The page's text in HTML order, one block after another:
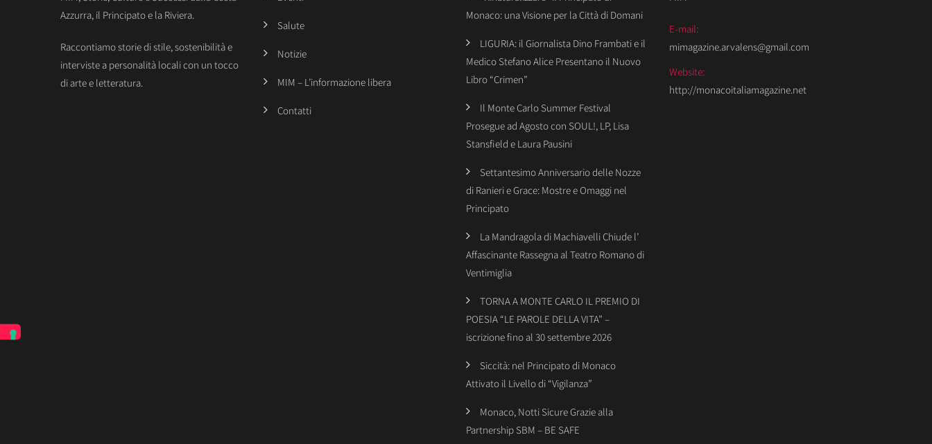
Azzurra, il Principato e la Riviera.
Raccontiamo storie di stile, sostenibilità e
interviste a personalità locali con un tocco
di arte e letteratura.
Salute
Notizie
MIM – L’informazione libera
Contatti
Monaco: una Visione per la Città di Domani
LIGURIA: il Giornalista Dino Frambati e il
Medico Stefano Alice Presentano il Nuovo
Libro “Crimen”
Il Monte Carlo Summer Festival
Prosegue ad Agosto con SOUL!, LP, Lisa
Stansfield e Laura Pausini
Settantesimo Anniversario delle Nozze
di Ranieri e Grace: Mostre e Omaggi nel
Principato
La Mandragola di Machiavelli Chiude l’
Affascinante Rassegna al Teatro Romano di
Ventimiglia
TORNA A MONTE CARLO IL PREMIO DI
POESIA “LE PAROLE DELLA VITA” –
iscrizione fino al 30 settembre 2026
Siccità: nel Principato di Monaco
Attivato il Livello di “Vigilanza”
Monaco, Notti Sicure Grazie alla
Partnership SBM – BE SAFE
E-mail:
mimagazine.arvalens@gmail.com
Website:
http://monacoitaliamagazine.net